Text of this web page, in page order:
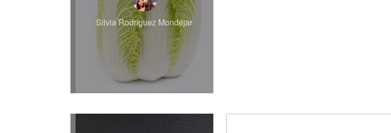
Silvia Rodríguez Mondéjar